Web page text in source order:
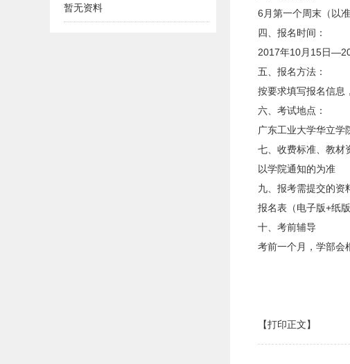
暂无资料
6月第一个周末（以准
四、报名时间：
2017年10月15日
五、报名方法：
按要求填写报名信息
六、考试地点：
广东工业大学华立学
七、收费标准、教材
以学院通知的为准
九、报考需提交的资
报名表（电子版+纸
十、考前辅导
考前一个月，学部会
【打印正文】